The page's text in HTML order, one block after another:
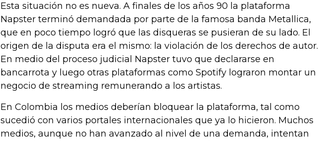
Esta situación no es nueva. A finales de los años 90 la plataforma
Napster terminó demandada por parte de la famosa banda Metallica,
que en poco tiempo logró que las disqueras se pusieran de su lado. El
origen de la disputa era el mismo: la violación de los derechos de autor.
En medio del proceso judicial Napster tuvo que declararse en
bancarrota y luego otras plataformas como Spotify lograron montar un
negocio de streaming remunerando a los artistas.
En Colombia los medios deberían bloquear la plataforma, tal como
sucedió con varios portales internacionales que ya lo hicieron. Muchos
medios, aunque no han avanzado al nivel de una demanda, intentan